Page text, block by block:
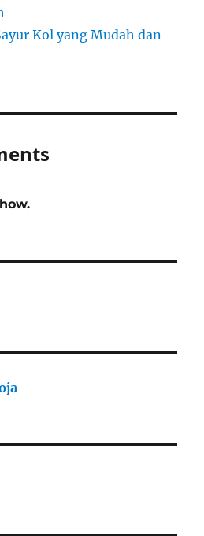
Kol yang Mudah dan